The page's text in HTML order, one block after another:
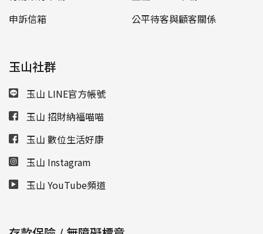
申訴信箱
公平待客與顧客關係
玉山社群
玉山 LINE官方帳號
玉山 招財納福喵喵
玉山 數位生活好康
玉山 Instagram
玉山 YouTube頻道